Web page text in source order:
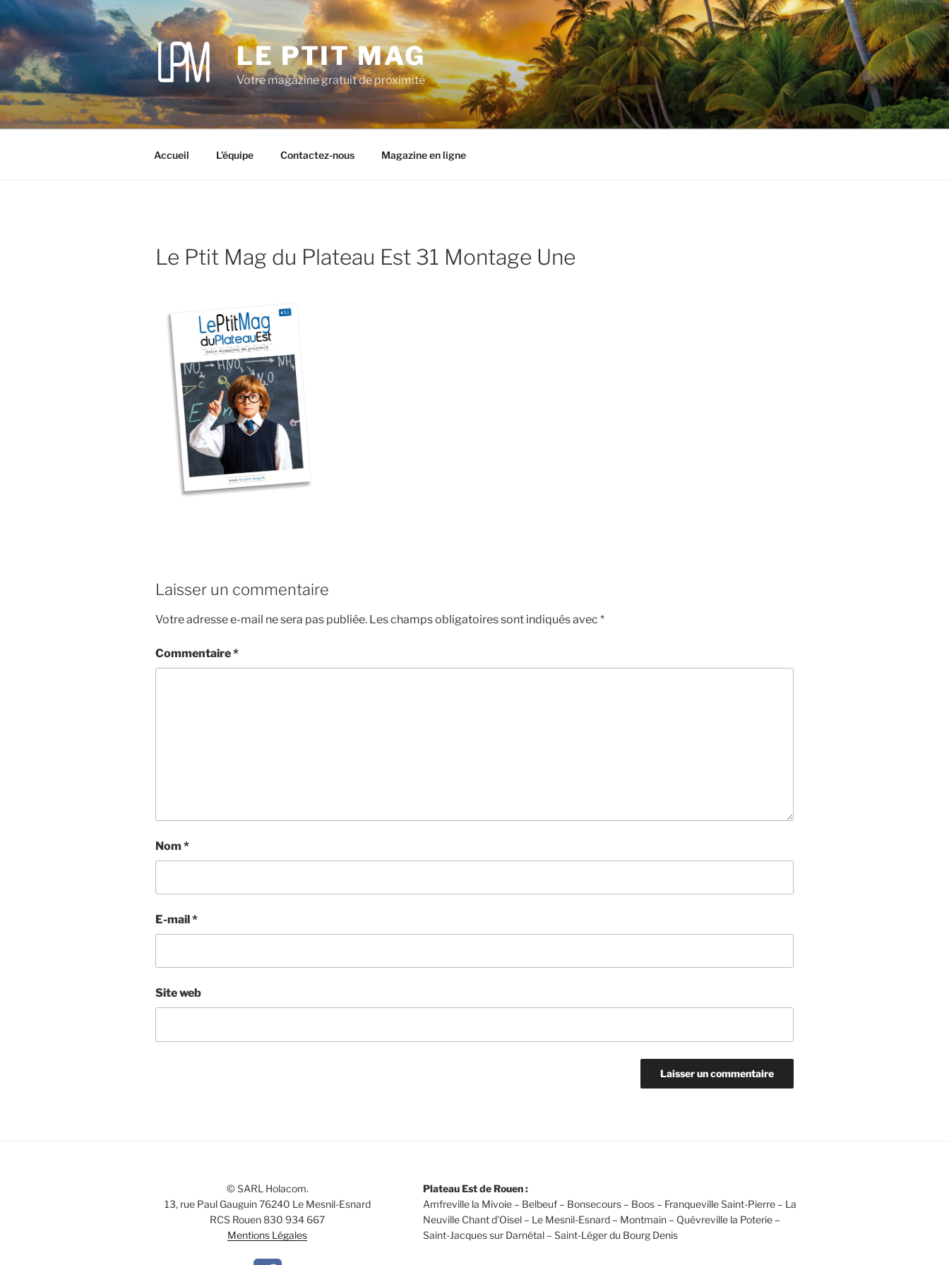
Aller
au
contenu
principal
LE PTIT MAG
Votre magazine gratuit de proximité
Accueil L’équipe Contactez-nous Magazine en ligne
Le Ptit Mag du Plateau Est 31 Montage Une
Laisser un commentaire
Votre adresse e-mail ne sera pas publiée. Les champs obligatoires sont indiqués avec *
Commentaire*
Nom *
E-mail*
Site web
© SARL Holacom.
13, rue Paul Gauguin 76240 Le Mesnil-Esnard
RCS Rouen 830 934 667
Mentions Légales
Plateau Est de Rouen :
Amfreville la Mivoie – Belbeuf – Bonsecours – Boos – Franqueville Saint-Pierre – La
Neuville Chant d’Oisel – Le Mesnil-Esnard – Montmain – Quévreville la Poterie –
Saint-Jacques sur Darnétal – Saint-Léger du Bourg Denis